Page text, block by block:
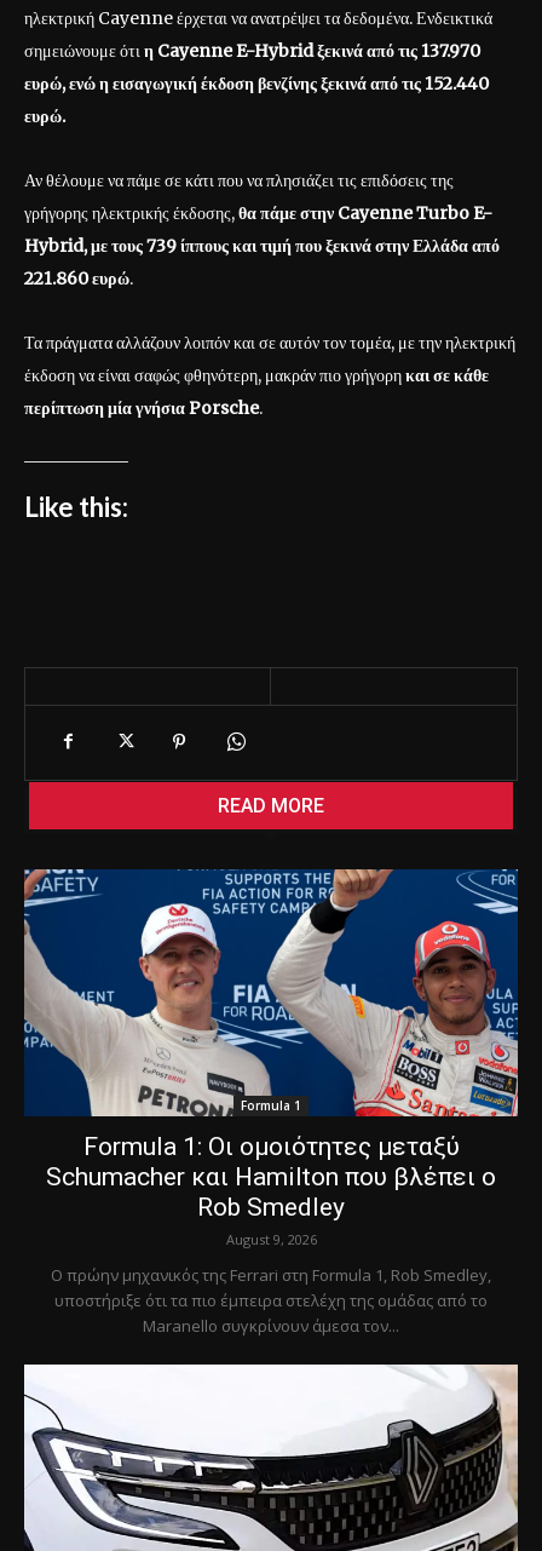
ηλεκτρική Cayenne έρχεται να ανατρέψει τα δεδομένα. Ενδεικτικά
σημειώνουμε ότιη Cayenne E-Hybrid ξεκινά από τις 137.970
ευρώ, ενώ η εισαγωγική έκδοση βενζίνης ξεκινά από τις 152.440
ευρώ.
Αν θέλουμε να πάμε σε κάτι που να πλησιάζει τις επιδόσεις της
γρήγορης ηλεκτρικής έκδοσης,θα πάμε στην Cayenne Turbo E-
Hybrid, με τους 739 ίππους και τιμή που ξεκινά στην Ελλάδα από
221.860 ευρώ.
Τα πράγματα αλλάζουν λοιπόν και σε αυτόν τον τομέα, με την ηλεκτρική
έκδοση να είναι σαφώς φθηνότερη, μακράν πιο γρήγορηκαι σε κάθε
περίπτωση μία γνήσια Porsche.
Like this:
READ MORE
Formula 1
Formula 1: Οι ομοιότητες μεταξύ
Schumacher και Hamilton που βλέπει ο
Rob Smedley
August 9, 2026
Ο πρώην μηχανικός της Ferrari στη Formula 1, Rob Smedley,
υποστήριξε ότι τα πιο έμπειρα στελέχη της ομάδας από το
Maranello συγκρίνουν άμεσα τον...